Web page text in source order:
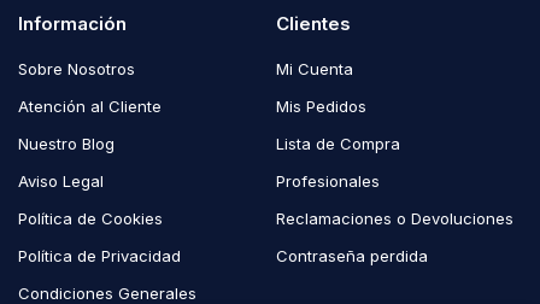
Información
Sobre Nosotros
Atención al Cliente
Nuestro Blog
Aviso Legal
Política de Cookies
Política de Privacidad
Condiciones Generales
Clientes
Mi Cuenta
Mis Pedidos
Lista de Compra
Profesionales
Reclamaciones o Devoluciones
Contraseña perdida